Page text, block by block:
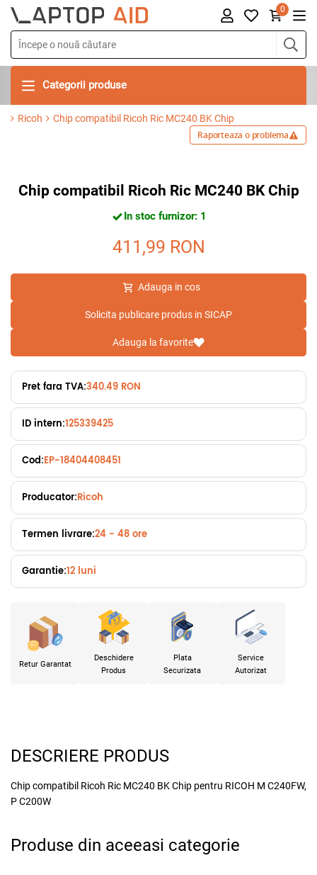
0
Categorii produse
Ricoh Chip compatibil Ricoh Ric MC240 BK Chip
Raporteaza o problema
Chip compatibil Ricoh Ric MC240 BK Chip
In stoc furnizor: 1
411,99 RON
Adauga in cos
Solicita publicare produs in SICAP
Adauga la favorite
Pret fara TVA:340.49 RON
ID intern:125339425
Cod:EP-18404408451
Producator:Ricoh
Termen livrare:24 - 48 ore
Garantie:12 luni
Retur Garantat
Deschidere
Produs
Plata
Securizata
Service
Autorizat
DESCRIERE PRODUS
Chip compatibil Ricoh Ric MC240 BK Chip pentru RICOH M C240FW,
P C200W
Produse din aceeasi categorie